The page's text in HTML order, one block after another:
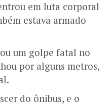
em luta corporal
estava armado
um golpe fatal no
por alguns metros,
do ônibus, e o